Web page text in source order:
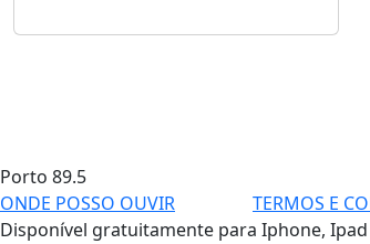
Porto 89.5
ONDE POSSO OUVIR
TERMOS E
Disponível gratuitamente para Iphone,